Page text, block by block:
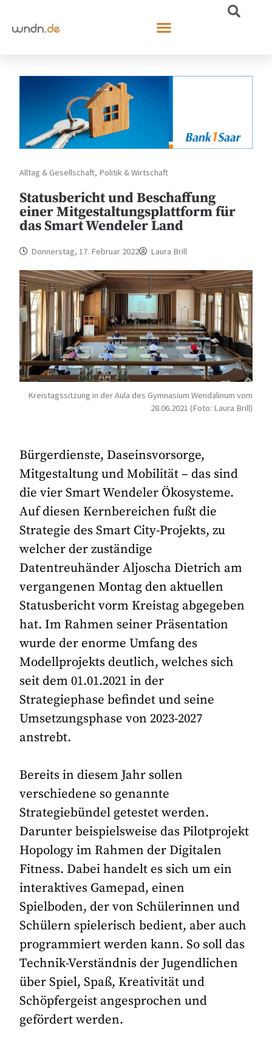
Alltag & Gesellschaft, Politik & Wirtschaft
Statusbericht und Beschaffung
einer Mitgestaltungsplattform für
das Smart Wendeler Land
Donnerstag, 17. Februar 2022 Laura Brill
Kreistagssitzung in der Aula des Gymnasium Wendalinum vom
28.06.2021 (Foto: Laura Brill)
Bürgerdienste, Daseinsvorsorge,
Mitgestaltung und Mobilität – das sind
die vier Smart Wendeler Ökosysteme.
Auf diesen Kernbereichen fußt die
Strategie des Smart City-Projekts, zu
welcher der zuständige
Datentreuhänder Aljoscha Dietrich am
vergangenen Montag den aktuellen
Statusbericht vorm Kreistag abgegeben
hat. Im Rahmen seiner Präsentation
wurde der enorme Umfang des
Modellprojekts deutlich, welches sich
seit dem 01.01.2021 in der
Strategiephase befindet und seine
Umsetzungsphase von 2023-2027
anstrebt.
Bereits in diesem Jahr sollen
verschiedene so genannte
Strategiebündel getestet werden.
Darunter beispielsweise das Pilotprojekt
Hopology im Rahmen der Digitalen
Fitness. Dabei handelt es sich um ein
interaktives Gamepad, einen
Spielboden, der von Schülerinnen und
Schülern spielerisch bedient, aber auch
programmiert werden kann. So soll das
Technik-Verständnis der Jugendlichen
über Spiel, Spaß, Kreativität und
Schöpfergeist angesprochen und
gefördert werden.